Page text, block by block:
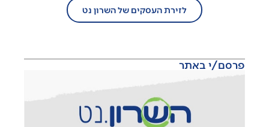
לזירת העסקים של השרון נט
פרסם/י באתר